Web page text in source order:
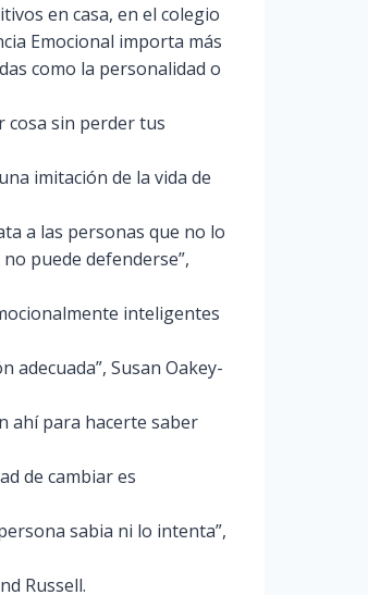
en casa, en el colegio
Emocional importa más
como la personalidad o
cosa sin perder tus
imitación de la vida de
a las personas que no lo
puede defenderse”,
inteligentes
adecuada”, Susan Oakey-
ahí para hacerte saber
de cambiar es
sabia ni lo intenta”,
Russell.